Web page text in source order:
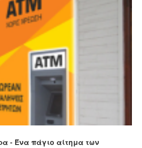
- Ένα πάγιο αίτημα των